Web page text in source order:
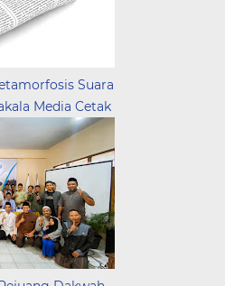
Suara
Media Cetak